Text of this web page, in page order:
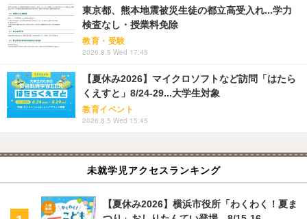
東京都、熊本地震被災生徒の都立高受入れ...学力
検査なし・授業料免除
教育・受験
2026.8.5 Wed 17:45
【夏休み2026】マイクロソフトなど訪問「はたら
くえすと」8/24-29...大学生対象
教育イベント
2026.8.5 Wed 15:45
未就学児アクセスランキング
【夏休み2026】横浜市役所「わくわく！夏ま